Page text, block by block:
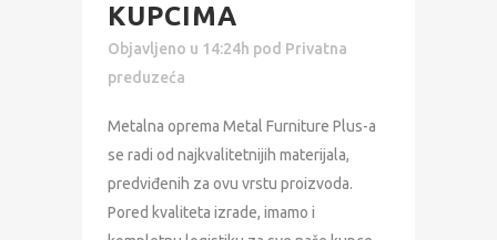
KUPCIMA
Objavljeno u 14:24h pod Privatna
preduzeća
Metalna oprema Metal Furniture Plus-a
se radi od najkvalitetnijih materijala,
predviđenih za ovu vrstu proizvoda.
Pored kvaliteta izrade, imamo i